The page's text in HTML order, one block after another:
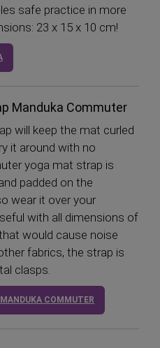
safe practice in more
23 x 15 x 10 cm!
Manduka Commuter
will keep the mat curled
it around with no
yoga mat strap is
padded on the
wear it over your
with all dimensions of
would cause noise
fabrics, the strap is
clasps.
COMMUTER